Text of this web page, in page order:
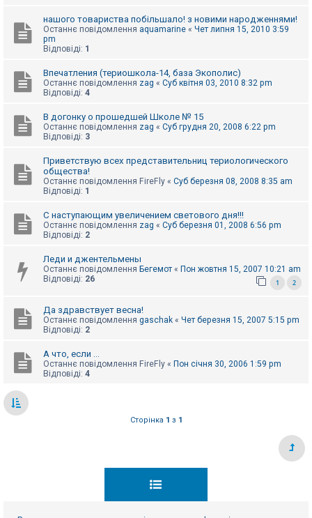
нашого товариства побільшало! з новими народженнями!
Останнє повідомлення aquamarine « Чет липня 15, 2010 3:59
pm
Відповіді: 1
Впечатления (териошкола-14, база Экополис)
Останнє повідомлення zag « Суб квітня 03, 2010 8:32 pm
Відповіді: 4
В догонку о прошедшей Школе № 15
Останнє повідомлення zag « Суб грудня 20, 2008 6:22 pm
Відповіді: 3
Приветствую всех представительниц териологического
общества!
Останнє повідомлення FireFly « Суб березня 08, 2008 8:35 am
Відповіді: 1
С наступающим увеличением светового дня!!!
Останнє повідомлення zag « Суб березня 01, 2008 6:56 pm
Відповіді: 2
Леди и джентельмены
Останнє повідомлення Бегемот « Пон жовтня 15, 2007 10:21 am
Відповіді: 26 1 2
Да здравствует весна!
Останнє повідомлення gaschak « Чет березня 15, 2007 5:15 pm
Відповіді: 2
А что, если ...
Останнє повідомлення FireFly « Пон січня 30, 2006 1:59 pm
Відповіді: 4
Сторінка 1 з 1